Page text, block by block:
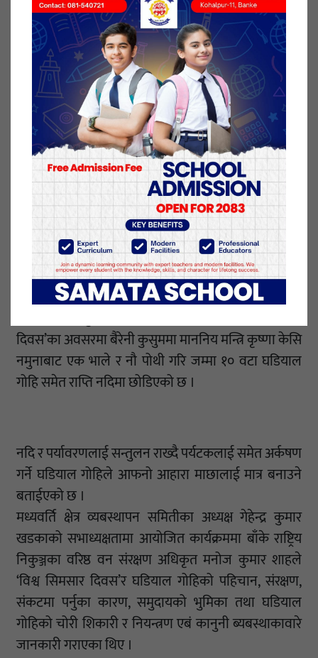
समुदायलाई वन्यजन्तुले दुख दिएको मात्र बढि छोईने तर
वन्यजन्तुवाट हुने फाईदाका विषयहरुमा अनभिज्ञ हुने
अवस्थाले वन्यजन्तु संरक्षणमा चुनौती भईरहेको स्विकादै
महासचिव चौधरीले निकुञ्ज, सामुदायिक वन र समुदायवित्र
त्रिकोणात्मक साझेदारी हुनु आजको आवश्यकता भएको
औंल्याए ।
वन तथा वातावरण मन्त्रालयका उप सचिव लक्ष्मण पौडेलले
वातावरणीय सन्तुलन,जलवायु परिवर्तनको स्थिरता कायम
राख्न घडियाल गोहिको अत्यन्त महत्वपुर्ण भुमिका हुने उल्लेख
गर्दै घडियाल गोहिको संकटापन्न अवस्थालाई चिर्न पनि यस्को
संरक्षण अपरिहार्य भएको बताए ।
दिवस’का अवसरमा बैरेनी कुसुममा माननिय मन्त्रि कृष्णा केसि
नमुनाबाट एक भाले र नौ पोथी गरि जम्मा १० वटा घडियाल
गोहि समेत राप्ति नदिमा छोडिएको छ ।
नदि र पर्यावरणलाई सन्तुलन राख्दै पर्यटकलाई समेत अर्कषण
गर्ने घडियाल गोहिले आफनो आहारा माछालाई मात्र बनाउने
बताईएको छ ।
मध्यवर्ति क्षेत्र व्यबस्थापन समितीका अध्यक्ष गेहेन्द्र कुमार
खडकाको सभाध्यक्षतामा आयोजित कार्यक्रममा बाँके राष्ट्रिय
निकुञ्जका वरिष्ठ वन संरक्षण अधिकृत मनोज कुमार शाहले
‘विश्व सिमसार दिवस’र घडियाल गोहिको पहिचान, संरक्षण,
संकटमा पर्नुका कारण, समुदायको भुमिका तथा घडियाल
गोहिको चोरी शिकारी र नियन्त्रण एबं कानुनी ब्यबस्थाकावारे
जानकारी गराएका थिए ।